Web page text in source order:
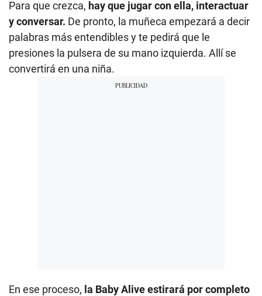
Para que crezca, hay que jugar con ella, interactuar
y conversar. De pronto, la muñeca empezará a decir
palabras más entendibles y te pedirá que le
presiones la pulsera de su mano izquierda. Allí se
convertirá en una niña.
En ese proceso, la Baby Alive estirará por completo